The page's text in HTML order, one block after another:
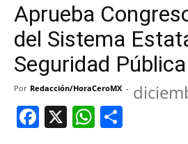
Aprueba
del Sistema
Seguridad Pública
Por Redacción/HoraCeroMX -
Facebook
X